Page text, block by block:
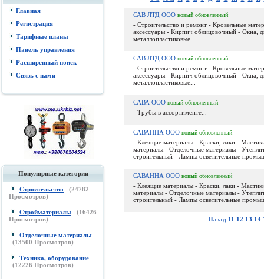
Главная
Регистрация
Тарифные планы
Панель управления
Расширенный поиск
Связь с нами
Популярные категории
Строительство (24782
Просмотров)
Стройматериалы (16426
Просмотров)
Отделочные материалы
(13500 Просмотров)
Техника, оборудование
(12226 Просмотров)
САВ ЛТД ООО новый обновленный
- Строительство и ремонт - Кровельные
аксессуары - Кирпич облицовочный - Окна,
металлопластиковые...
САВ ЛТД ООО новый обновленный
- Строительство и ремонт - Кровельные
аксессуары - Кирпич облицовочный - Окна,
металлопластиковые...
САВА ООО новый обновленный
- Трубы в ассортименте...
САВАННА ООО новый обновленный
- Клеящие материалы - Краски, лаки -
материалы - Отделочные материалы -
строительный - Лампы осветительные
САВАННА ООО новый обновленный
- Клеящие материалы - Краски, лаки -
материалы - Отделочные материалы -
строительный - Лампы осветительные
Назад 11 12 13 14